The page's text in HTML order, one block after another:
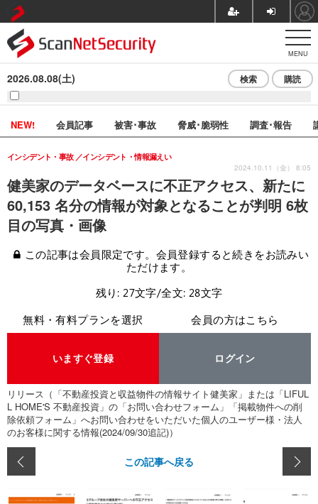
MENU
2026.08.08(土) 検索 購読
NEW! 会員記事 被害･事故 脅威･脆弱性 調査･報告
健美家のデータベースに不正アクセス、新たに
60,153 名分の情報が対象となることが判明 6枚
目の写真・画像
インシデント・事故 インシデント・情報漏えい
2024.10.11（金） 8:05
この記事は会員限定です。会員登録すると続きをお読みい
ただけます。
残り: 27文字/全文: 28文字
無料・有料プランを選択
いますぐ登録
会員の方はこちら
ログイン
リリース（「不動産投資と収益物件の情報サイト健美家」または「LIFUL
L HOME'S 不動産投資」の「お問い合わせフォーム」「掲載物件への削
除依頼フォーム」へお問い合わせをいただいた個人のユーザー様・法人
のお客様に関する情報(2024/09/30追記)）
この記事へ戻る